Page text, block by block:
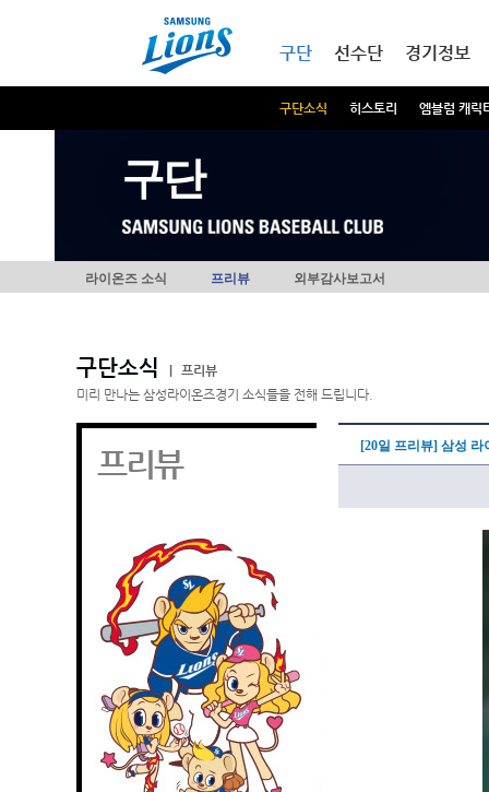
구단
구단소식 히스토리 엠블럼 캐릭
선수단 경기정보
구단
라이온즈 소식 프리뷰 외부감사보고서
구단소식
프리뷰
미리 만나는 삼성라이온즈경기 소식들을 전해 드립니다.
프리뷰 [20일 프리뷰] 삼성